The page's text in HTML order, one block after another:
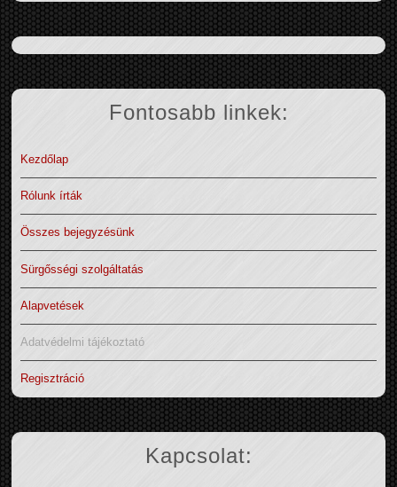
Fontosabb linkek:
Kezdőlap
Rólunk írták
Összes bejegyzésünk
Sürgősségi szolgáltatás
Alapvetések
Adatvédelmi tájékoztató
Regisztráció
Kapcsolat: